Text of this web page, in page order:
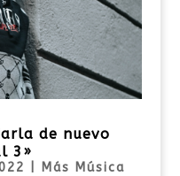
de nuevo
3»
Más Música